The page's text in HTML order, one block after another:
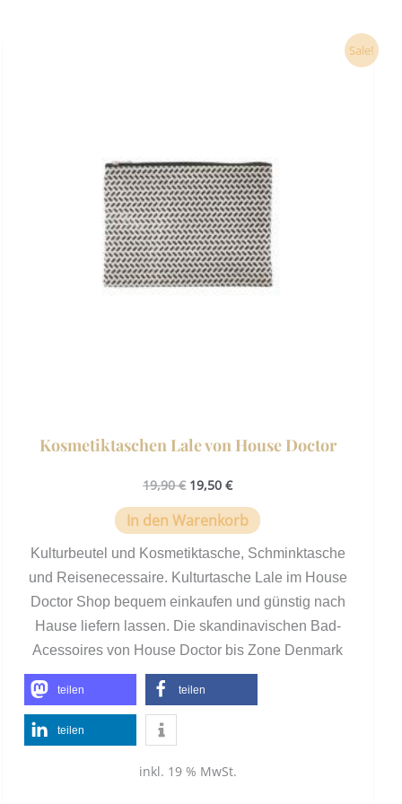
Sale!
Kosmetiktaschen Lale von House Doctor
19,90€ 19,50 €
In den Warenkorb
Kulturbeutel und Kosmetiktasche, Schminktasche
und Reisenecessaire. Kulturtasche Lale im House
Doctor Shop bequem einkaufen und günstig nach
Hause liefern lassen. Die skandinavischen Bad-
Acessoires von House Doctor bis Zone Denmark
teilen teilen
teilen
inkl. 19 % MwSt.